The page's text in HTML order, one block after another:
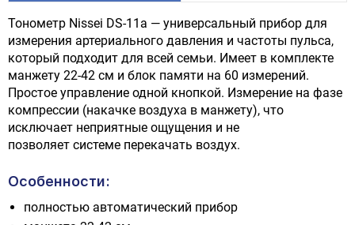
Тонометр Nissei DS-11a — универсальный прибор для
измерения артериального давления и частоты пульса,
который подходит для всей семьи. Имеет в комплекте
манжету 22-42 см и блок памяти на 60 измерений.
Простое управление одной кнопкой. Измерение на фазе
компрессии (накачке воздуха в манжету), что
исключает неприятные ощущения и не
позволяет системе перекачать воздух.
Особенности:
полностью автоматический прибор